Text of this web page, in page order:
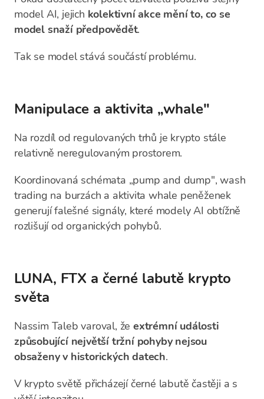
model AI, jejich kolektivní akce mění to, co se
model snaží předpovědět.
Tak se model stává součástí problému.
Manipulace a aktivita „whale"
Na rozdíl od regulovaných trhů je krypto stále
relativně neregulovaným prostorem.
Koordinovaná schémata „pump and dump", wash
trading na burzách a aktivita whale peněženek
generují falešné signály, které modely AI obtížně
rozlišují od organických pohybů.
LUNA, FTX a černé labutě krypto
světa
Nassim Taleb varoval, že extrémní události
způsobující největší tržní pohyby nejsou
obsaženy v historických datech.
V krypto světě přicházejí černé labutě častěji a s